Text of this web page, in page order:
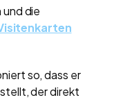
die
so, dass er
der direkt